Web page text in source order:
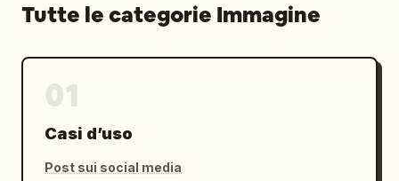
innumerevoli decisioni."},"color_palette":
{"lighting":"illuminazione da studio morbida,
Tutte le categorie Immagine
Casi d’uso
Post sui social media